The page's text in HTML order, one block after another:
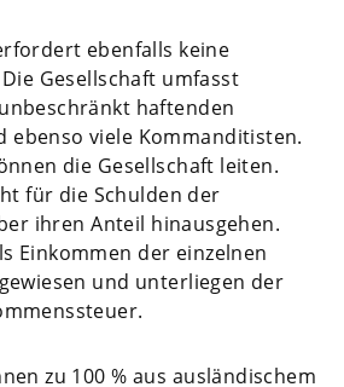
ebenfalls keine
Gesellschaft umfasst
haftenden
ebenso viele Kommanditisten.
die Gesellschaft leiten.
für die Schulden der
ihren Anteil hinausgehen.
Einkommen der einzelnen
und unterliegen der
zu 100 % aus ausländischem